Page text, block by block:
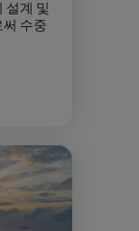
설계 및
수중